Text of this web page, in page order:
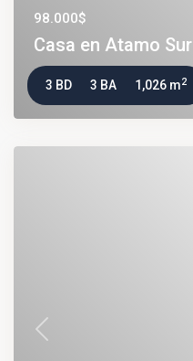
98.000$
Casa en Atamo Sur
3 BD 3 BA 1,026 m2
Previous